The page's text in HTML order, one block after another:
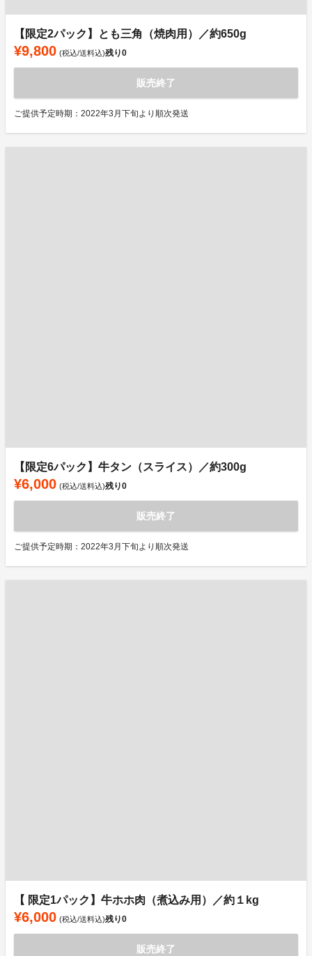
【限定2パック】とも三角（焼肉用）／約650g
¥9,800 (税込/送料込)残り0
販売終了
ご提供予定時期：2022年3月下旬より順次発送
【限定6パック】牛タン（スライス）／約300g
¥6,000 (税込/送料込)残り0
販売終了
ご提供予定時期：2022年3月下旬より順次発送
【 限定1パック】牛ホホ肉（煮込み用）／約１kg
¥6,000 (税込/送料込)残り0
販売終了